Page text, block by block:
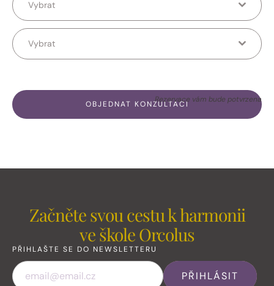
Vybrat
Vybrat
OBJEDNAT KONZULTACIRezervace vám bude potvrzena
Začněte svou cestu k harmonii
ve škole Orcolus
PŘIHLAŠTE SE DO NEWSLETTERU
PŘIHLÁSIT